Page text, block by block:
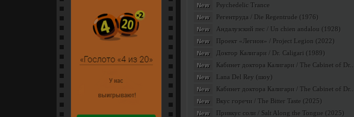
New Psychedelic Trance
New Регентруда / Die Regentrude (1976)
New Андалузский пес / Un chien andalou (1928)
New Проект «Легион» / Project Legion (2022)
New Доктор Калигари / Dr. Caligari (1989)
New Кабинет доктора Калигари / The Cabinet of Dr....
New Lana Del Rey (шоу)
New Кабинет доктора Калигари / The Cabinet of Dr....
New Вкус горечи / The Bitter Taste (2025)
New Привкус соли / Salt Along the Tongue (2025)